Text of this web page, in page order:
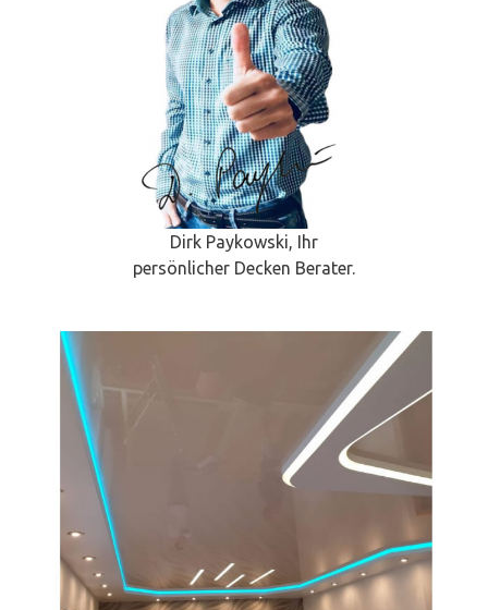
Dirk Paykowski, Ihr
persönlicher Decken Berater.